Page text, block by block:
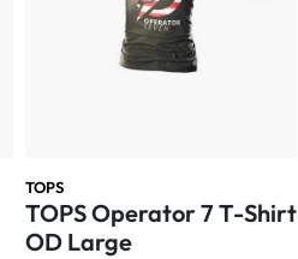
TOPS
TOPS Operator 7 T-Shirt
OD Large